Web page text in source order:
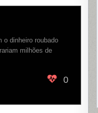
o dinheiro roubado
milhões de
0